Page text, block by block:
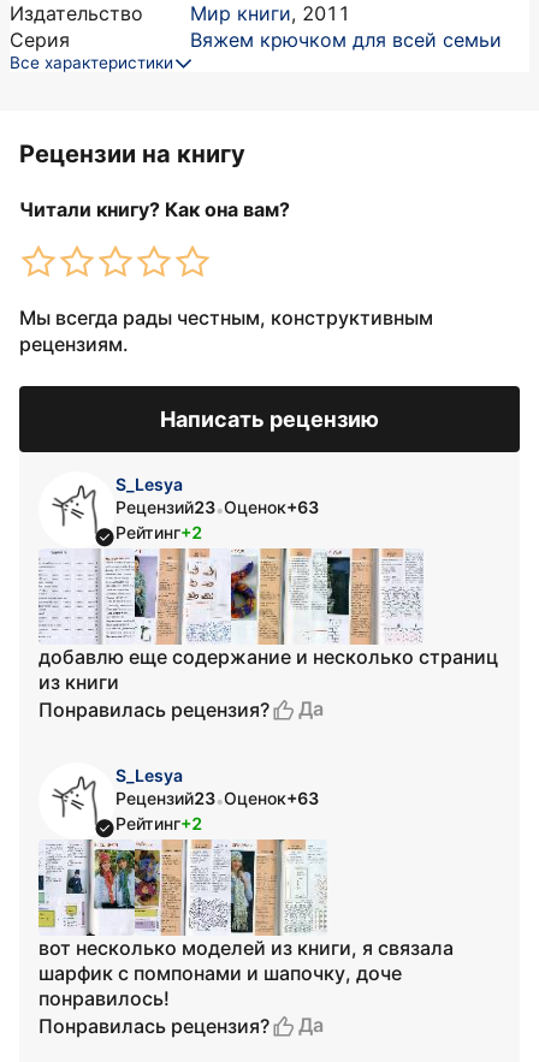
Издательство
Мир книги, 2011
Серия
Вяжем крючком для всей семьи
Все характеристики
Рецензии на книгу
Читали книгу? Как она вам?
Мы всегда рады честным, конструктивным
рецензиям.
Написать рецензию
S_Lesya
Рецензий23•Оценок+63
Рейтинг+2
добавлю еще содержание и несколько страниц
из книги
Понравилась рецензия?
Да
S_Lesya
Рецензий23•Оценок+63
Рейтинг+2
вот несколько моделей из книги, я связала
шарфик с помпонами и шапочку, доче
понравилось!
Понравилась рецензия?
Да